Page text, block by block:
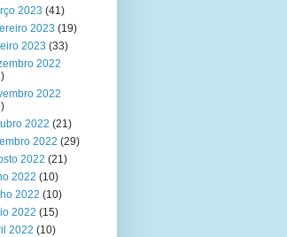
2023 (41)
2023 (19)
2023 (33)
2022
2022
2022 (21)
2022 (29)
2022 (21)
2022 (10)
2022 (10)
2022 (15)
2022 (10)